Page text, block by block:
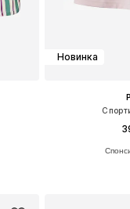
Новинка
Доступные